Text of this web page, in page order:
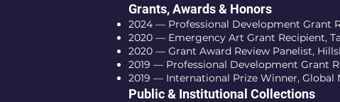
Grants, Awards & Honors
2024 — Professional Development Grant
2020 — Emergency Art Grant Recipient,
2020 — Grant Award Review Panelist,
2019 — Professional Development Grant
2019 — International Prize Winner, Global
Public & Institutional Collections